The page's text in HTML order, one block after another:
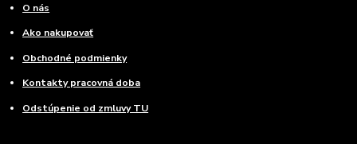
O nás
Ako nakupovať
Obchodné podmienky
Kontakty pracovná doba
Odstúpenie od zmluvy TU